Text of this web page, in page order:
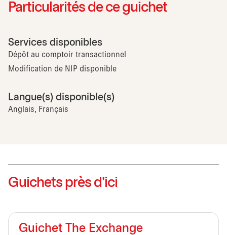
Particularités de ce guichet
Services disponibles
Dépôt au comptoir transactionnel
Modification de NIP disponible
Langue(s) disponible(s)
Anglais, Français
Guichets près d'ici
Guichet The Exchange